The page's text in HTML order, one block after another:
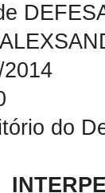
2014
do